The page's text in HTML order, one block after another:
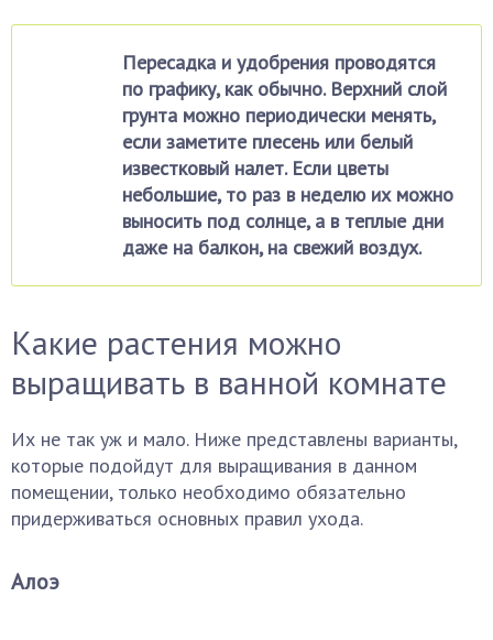
Пересадка и удобрения проводятся
по графику, как обычно. Верхний слой
грунта можно периодически менять,
если заметите плесень или белый
известковый налет. Если цветы
небольшие, то раз в неделю их можно
выносить под солнце, а в теплые дни
даже на балкон, на свежий воздух.
Какие растения можно
выращивать в ванной комнате
Их не так уж и мало. Ниже представлены варианты,
которые подойдут для выращивания в данном
помещении, только необходимо обязательно
придерживаться основных правил ухода.
Алоэ